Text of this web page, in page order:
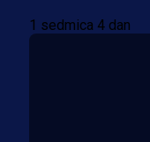
1 sedmica 4 dan